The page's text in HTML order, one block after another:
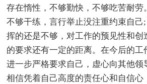
存在惰性，不够勤快，不够吃苦耐劳
不够干练，言行举止没注重约束自己
挥的还是不够，对工作的预见性和创
的要求还有一定的距离。在今后的工
进一步严格要求自己，虚心向其他领
相信凭着自己高度的责任心和自信心